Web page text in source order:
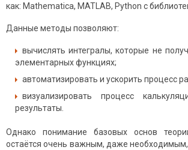
как: Mathematica, MATLAB, Python с
Данные методы позволяют:
вычислять интегралы, которые не
элементарных функциях;
автоматизировать и ускорить процесс
визуализировать процесс
результаты.
Однако понимание базовых основ
остаётся очень важным, даже